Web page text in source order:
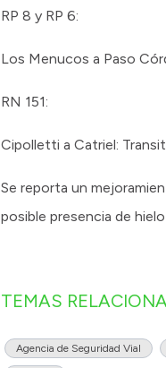
RP 8 y RP 6:
Los Menucos a Paso
RN 151:
Cipolletti a Catriel:
Se reporta un
posible presencia de
TEMAS
Agencia de Seguridad Vial